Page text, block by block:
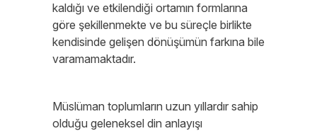
kaldığı ve etkilendiği ortamın formlarına
göre şekillenmekte ve bu süreçle birlikte
kendisinde gelişen dönüşümün farkına bile
varamamaktadır.
Müslüman toplumların uzun yıllardır sahip
olduğu geleneksel din anlayışı